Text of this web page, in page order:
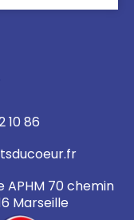
10 86
70 chemin
Marseille